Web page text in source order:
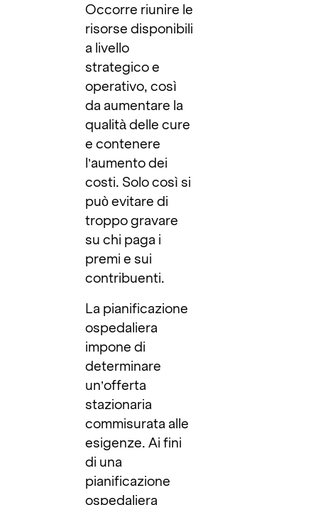
Occorre riunire le
risorse disponibili
a livello
strategico e
operativo, così
da aumentare la
qualità delle cure
e contenere
l’aumento dei
costi. Solo così si
può evitare di
troppo gravare
su chi paga i
premi e sui
contribuenti.
La pianificazione
ospedaliera
impone di
determinare
un’offerta
stazionaria
commisurata alle
esigenze. Ai fini
di una
pianificazione
ospedaliera